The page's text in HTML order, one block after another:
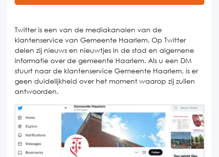
Twitter is een van de mediakanalen van de
klantenservice van Gemeente Haarlem. Op Twitter
delen zij nieuws en nieuwtjes in de stad en algemene
informatie over de gemeente Haarlem. Als u een DM
stuurt naar de klantenservice Gemeente Haarlem, is er
geen duidelijkheid over het moment waarop zij zullen
antwoorden.